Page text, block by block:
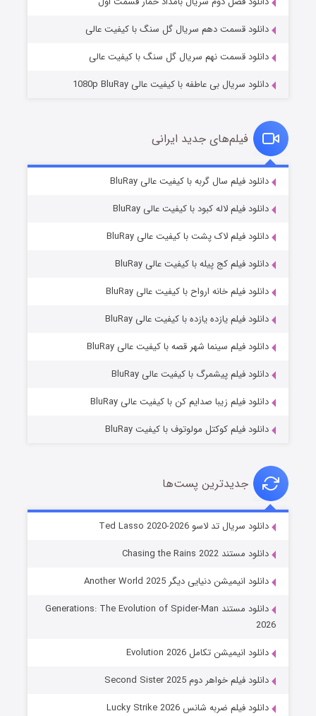
قسمت۷ (زیرنویس) منتشر شد
خاندان اژدها فصل ۳
جادوگری در مغولستان
دانلود قسمت دهم سریال گل سنگ با کیفیت عالی
دانلود قسمت نهم سریال گل سنگ با کیفیت عالی
دانلود سریال بی عاطفه با کیفیت عالی 1080p BluRay
فیلم‌های جدید ایرانی
دانلود فیلم سال گربه با کیفیت عالی BluRay
دانلود فیلم لاله کبود با کیفیت عالی BluRay
دانلود فیلم لاک پشت با کیفیت عالی BluRay
دانلود فیلم کج‌ پیله با کیفیت عالی BluRay
دانلود فیلم خانه ارواح با کیفیت عالی BluRay
دانلود فیلم یازده یازده با کیفیت عالی BluRay
دانلود فیلم سینما شهر قصه با کیفیت عالی BluRay
دانلود فیلم پیشمرگ با کیفیت عالی BluRay
دانلود فیلم زیبا صدایم کن با کیفیت عالی BluRay
دانلود فیلم کوکتل مولوتوف با کیفیت BluRay
جدیدترین پست‌ها
دانلود سریال تد لاسو Ted Lasso 2020-2026
دانلود مستند Chasing the Rains 2022
دانلود انیمیشن دنیایی دیگر Another World 2025
دانلود مستند Generations: The Evolution of Spider-Man
2026
دانلود انیمیشن تکامل Evolution 2026
دانلود فیلم خواهر دوم Second Sister 2025
دانلود فیلم ضربه شانس Lucky Strike 2026